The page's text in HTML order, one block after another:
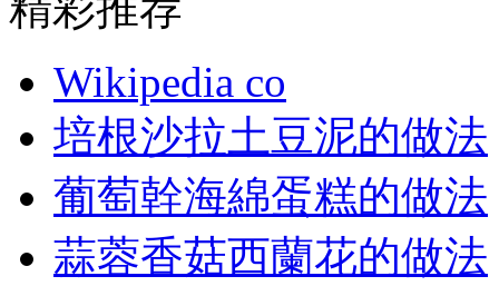
Wikipedia co
培根沙拉土豆泥的做法
葡萄幹海綿蛋糕的做法
蒜蓉香菇西蘭花的做法